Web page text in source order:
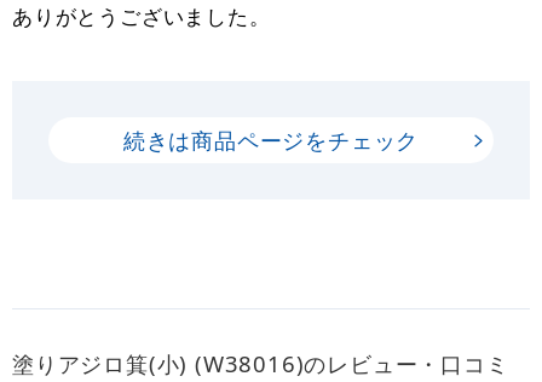
ありがとうございました。
続きは商品ページをチェック
塗りアジロ箕(小) (W38016)のレビュー・口コミ